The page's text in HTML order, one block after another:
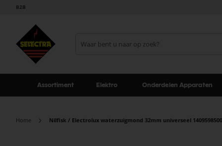
B2B
Assortiment Elektro Onderdelen Apparaten
Home Nilfisk / Electrolux waterzuigmond 32mm universeel 1409598500